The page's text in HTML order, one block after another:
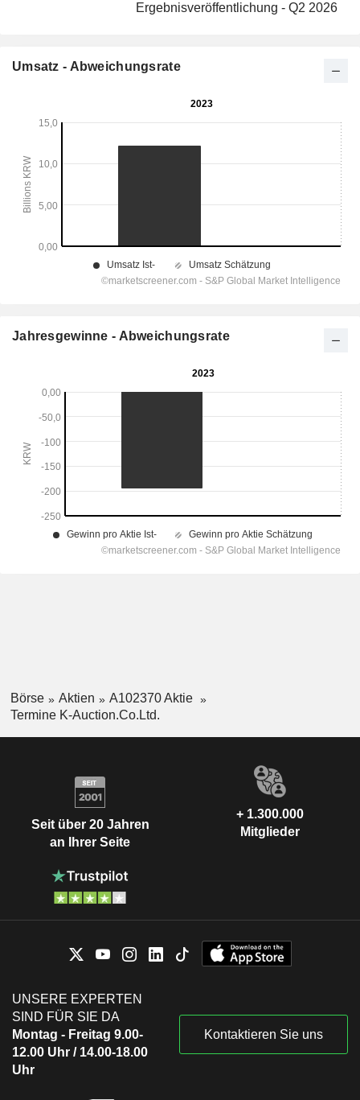
Ergebnisveröffentlichung - Q2 2026
Umsatz - Abweichungsrate
Jahresgewinne - Abweichungsrate
Börse Aktien
A102370 Aktie
Termine K-Auction.Co.Ltd.
Seit über 20 Jahren
an Ihrer Seite
+ 1.300.000
Mitglieder
UNSERE EXPERTEN
SIND FÜR SIE DA
Montag - Freitag 9.00-
12.00 Uhr / 14.00-18.00
Uhr
Kontaktieren Sie uns